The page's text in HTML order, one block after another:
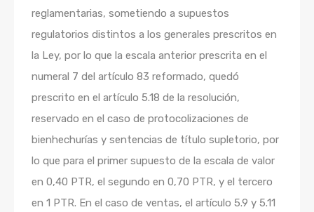
reglamentarias, sometiendo a supuestos
regulatorios distintos a los generales prescritos en
la Ley, por lo que la escala anterior prescrita en el
numeral 7 del artículo 83 reformado, quedó
prescrito en el artículo 5.18 de la resolución,
reservado en el caso de protocolizaciones de
bienhechurías y sentencias de título supletorio, por
lo que para el primer supuesto de la escala de valor
en 0,40 PTR, el segundo en 0,70 PTR, y el tercero
en 1 PTR. En el caso de ventas, el artículo 5.9 y 5.11